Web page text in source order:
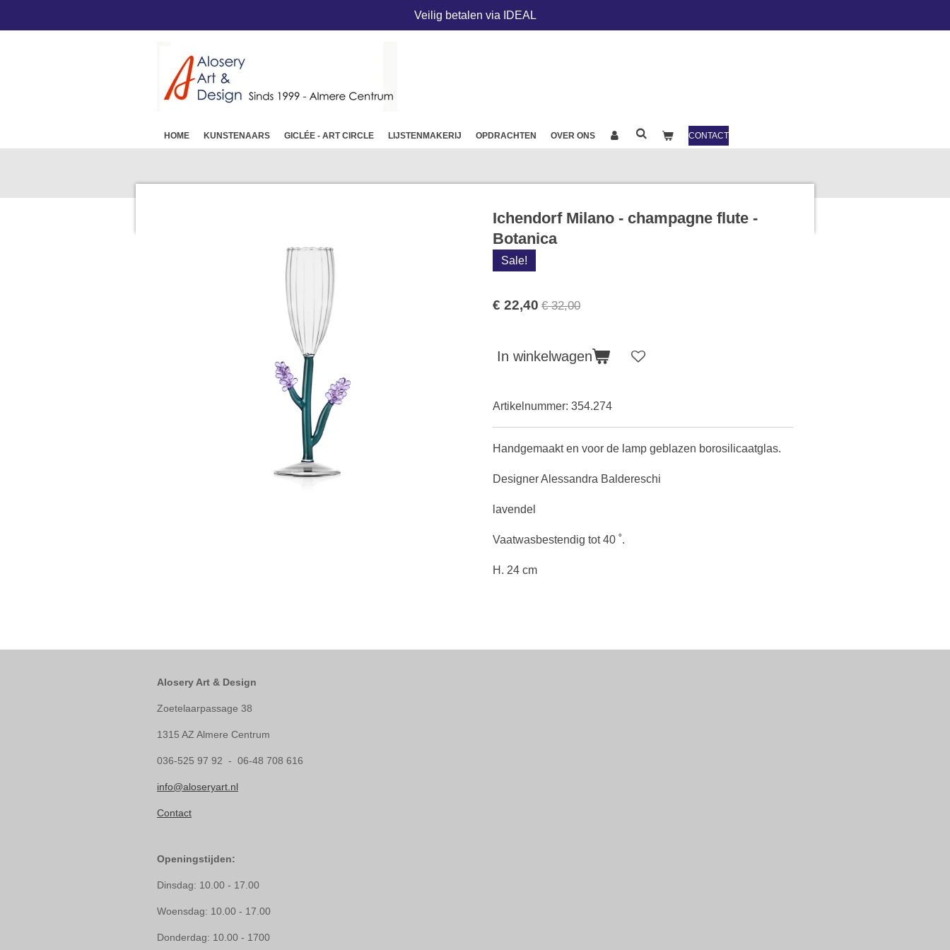
Veilig betalen via IDEAL
HOME KUNSTENAARS GICLÉE - ART CIRCLE LIJSTENMAKERIJ OPDRACHTEN OVER ONS CONTACT
Ichendorf Milano - champagne flute -
Botanica
Sale!
€ 22,40 € 32,00
In winkelwagen
Artikelnummer: 354.274
Handgemaakt en voor de lamp geblazen borosilicaatglas.
Designer Alessandra Baldereschi
lavendel
Vaatwasbestendig tot 40 ˚.
H. 24 cm
Alosery Art & Design
Zoetelaarpassage 38
1315 AZ Almere Centrum
036-525 97 92 - 06-48 708 616
info@aloseryart.nl
Contact
Openingstijden:
Dinsdag: 10.00 - 17.00
Woensdag: 10.00 - 17.00
Donderdag: 10.00 - 1700